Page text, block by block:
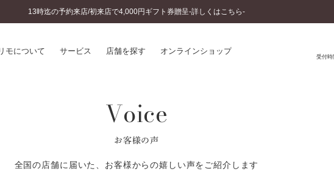
13時迄の予約来店/初来店で4,000円ギフト券贈呈-詳しくはこちら-
モについて サービス 店舗を探す オンラインショップ
のこだわり
婚約指輪とは
結婚指輪とは
セットリングとは
Voice
お客様の声
全国の店舗に届いた、お客様からの嬉しい声をご紹介します